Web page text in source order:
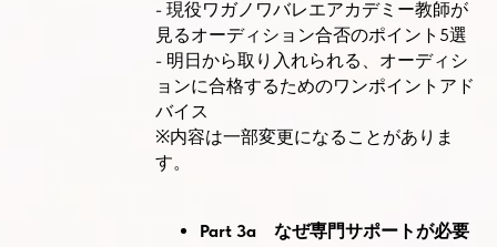
- 現役ワガノワバレエアカデミー教師が
見るオーディション合否のポイント5選
- 明日から取り入れられる、オーディシ
ョンに合格するためのワンポイントアド
バイス
※内容は一部変更になることがありま
す。
Part 3a なぜ専門サポートが必要